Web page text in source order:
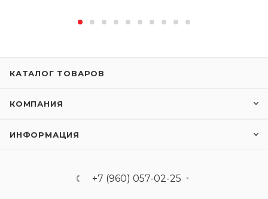
КАТАЛОГ ТОВАРОВ
КОМПАНИЯ
ИНФОРМАЦИЯ
+7 (960) 057-02-25